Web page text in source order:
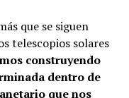
que se siguen
telescopios solares
construyendo
dentro de
que nos